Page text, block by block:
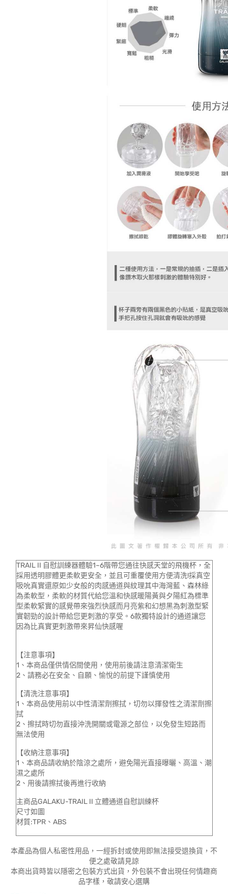
TRAIL II 自慰訓練器體驗1~6階帶您通往快感天堂的飛機杯，全
採用透明膠體更柔軟更安全，並且可重覆使用方便清洗!採真空
吸吮真實還原如少女般的肉感通道與紋理其中海灣藍、森林綠
為柔軟型，柔軟的材質代給您溫和快感暖陽黃與夕陽紅為標準
型柔軟緊實的感覺帶來強烈快感而月亮紫和幻想黑為刺激型緊
實韌勁的設計帶給您更刺激的享受。6款獨特設計的通道讓您
因為比真實更刺激帶來昇仙快感喔
【注意事項】
1、本商品僅供情侶間使用，使用前後請注意清潔衛生
2、請務必在安全、自願、愉悅的前提下謹慎使用
【清洗注意事項】
1、本商品使用前以中性清潔劑擦拭，切勿以揮發性之清潔劑擦
拭
2、擦拭時切勿直接沖洗開關或電源之部位，以免發生短路而
無法使用
【收納注意事項】
1、本商品請收納於陰涼之處所，避免陽光直接曝曬、高溫、潮
濕之處所
2、用後請擦拭後再進行收納
主商品GALAKU-TRAIL II 立體通道自慰訓練杯
尺寸如圖
材質:TPR、ABS
本產品為個人私密性用品，一經拆封或使用即無法接受退換貨，不
便之處敬請見諒
本商出貨時皆以隱密之包裝方式出貨，外包裝不會出現任何情趣商
品字樣，敬請安心選購